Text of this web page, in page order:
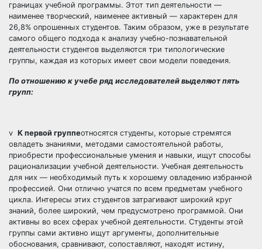
границах учебной программы. Этот тип деятельности —
наименее творческий, наименее активный — характерен для
26,8% опрошенных студентов. Таким образом, уже в результате
самого общего подхода к анализу учебно-познавательной
деятельности студентов выделяются три типологические
группы, каждая из которых имеет свои модели поведения.
По отношению к учебе ряд исследователей выделяют пять
групп:
v К первой группеотносятся студенты, которые стремятся
овладеть знаниями, методами самостоятельной работы,
приобрести профессиональные умения и навыки, ищут способы
рационализации учебной деятельности. Учебная деятельность
для них — необходимый путь к хорошему овладению избранной
профессией. Они отлично учатся по всем предметам учебного
цикла. Интересы этих студентов затрагивают широкий круг
знаний, более широкий, чем предусмотрено программой. Они
активны во всех сферах учебной деятельности. Студенты этой
группы сами активно ищут аргументы, дополнительные
обоснования, сравнивают, сопоставляют, находят истину,